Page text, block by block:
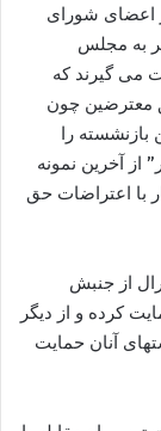
اعضای شورای
به مجلس
می گیرند که
معترضين چون
را
از آخرین نمونه
با اعتراضات حق
از جنبش
کرده و از دیگر
آنان حمایت